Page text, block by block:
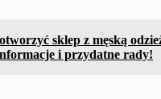
sklep z męską
i przydatne rady!